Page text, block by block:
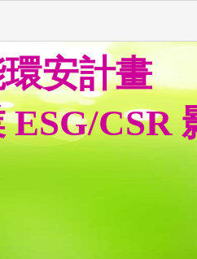
安計畫
CSR